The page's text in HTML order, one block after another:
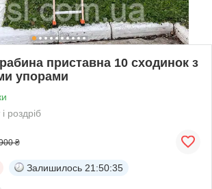
приставна 10 сходинок з
упорами
роздріб
₴
Залишилось 21:50:34